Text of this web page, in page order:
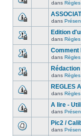
dans
dans
Edition
dans
Comment
dans
dans
REGLES
dans
A lire -
dans
Pic2 /
dans